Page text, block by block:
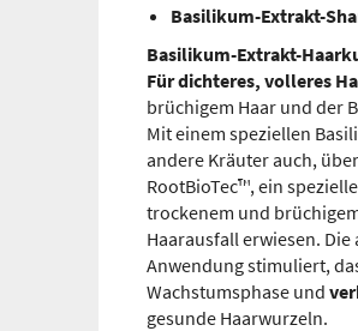
Basilikum-Extrakt-
Basilikum-Extrakt-
Für dichteres, volleres
brüchigem Haar und der
Mit einem speziellen
andere Kräuter auch,
RootBioTec™, ein
trockenem und
Haarausfall erwiesen.
Anwendung stimuliert,
Wachstumsphase und
gesunde Haarwurzeln.